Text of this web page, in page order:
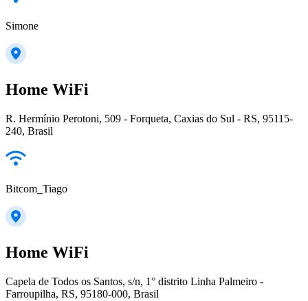
Simone
Home WiFi
R. Hermínio Perotoni, 509 - Forqueta, Caxias do Sul - RS, 95115-
240, Brasil
Bitcom_Tiago
Home WiFi
Capela de Todos os Santos, s/n, 1° distrito Linha Palmeiro -
Farroupilha, RS, 95180-000, Brasil